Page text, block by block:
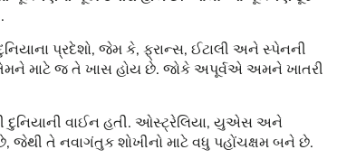
પ્રદેશો, જેમ કે, ફ્રાન્સ, ઈટાલી અને સ્પેનની
માટે જ તે ખાસ હોય છે. જોકે અપૂર્વએ અમને ખાતરી
દુનિયાની વાઈન હતી. ઓસ્ટ્રેલિયા, યુએસ અને
જેથી તે નવાગંતુક શોખીનો માટે વધુ પહોંચક્ષમ બને છે.